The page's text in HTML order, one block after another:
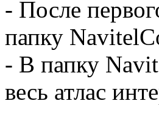
- После
папку
- В папку
весь атлас